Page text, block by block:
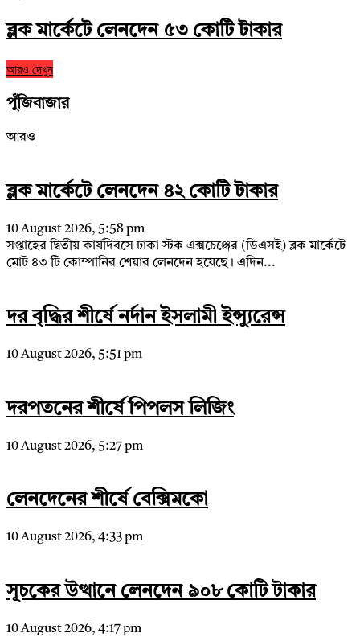
ব্লক মার্কেটে লেনদেন ৫৩ কোটি টাকার
আরও দেখুন
পুঁজিবাজার
আরও
ব্লক মার্কেটে লেনদেন ৪২ কোটি টাকার
10 August 2026, 5:58 pm
সপ্তাহের দ্বিতীয় কার্যদিবসে ঢাকা স্টক এক্সচেঞ্জের (ডিএসই) ব্লক মার্কেটে
মোট ৪৩ টি কোম্পানির শেয়ার লেনদেন হয়েছে। এদিন...
দর বৃদ্ধির শীর্ষে নর্দান ইসলামী ইন্স্যুরেন্স
10 August 2026, 5:51 pm
দরপতনের শীর্ষে পিপলস লিজিং
10 August 2026, 5:27 pm
লেনদেনের শীর্ষে বেক্সিমকো
10 August 2026, 4:33 pm
সূচকের উত্থানে লেনদেন ৯০৮ কোটি টাকার
10 August 2026, 4:17 pm